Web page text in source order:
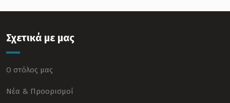
Σχετικά με μας
Ο στόλος μας
Νέα & Προορισμοί